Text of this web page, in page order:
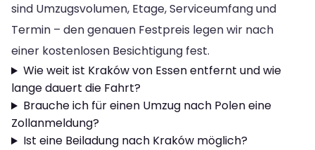
sind Umzugsvolumen, Etage, Serviceumfang und
Termin – den genauen Festpreis legen wir nach
einer kostenlosen Besichtigung fest.
Wie weit ist Kraków von Essen entfernt und wie
lange dauert die Fahrt?
Brauche ich für einen Umzug nach Polen eine
Zollanmeldung?
Ist eine Beiladung nach Kraków möglich?